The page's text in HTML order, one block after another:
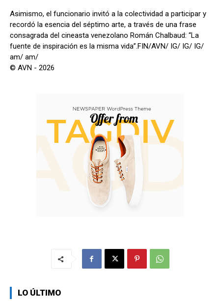
Asimismo, el funcionario invitó a la colectividad a participar y
recordó la esencia del séptimo arte, a través de una frase
consagrada del cineasta venezolano Román Chalbaud: “La
fuente de inspiración es la misma vida”.FIN/AVN/ IG/ IG/ IG/
am/ am/
© AVN - 2026
LO ÚLTIMO